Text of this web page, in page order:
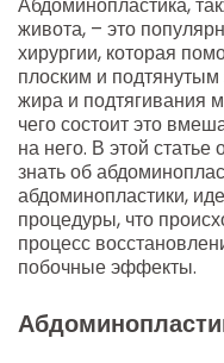
живота, – это
хирургии, которая
плоским и
жира и подтягивания
чего состоит это
на него. В этой
знать об
абдоминопластики,
процедуры, что
процесс
побочные эффекты.